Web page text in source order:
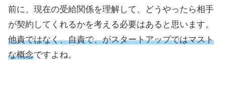
前に、現在の受給関係を理解して、どうやったら相手
が契約してくれるかを考える必要はあると思います。
他責ではなく、自責で、がスタートアップではマスト
な概念ですよね。